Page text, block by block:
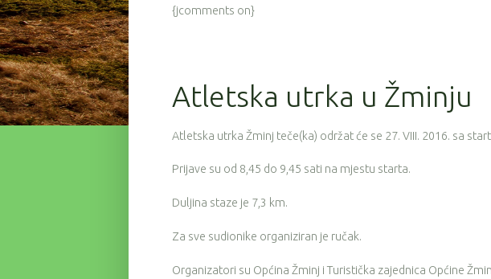
{jcomments on}
Atletska utrka u Žminju
Atletska utrka Žminj teče(ka) održat će se 27. VIII. 2016. sa
Prijave su od 8,45 do 9,45 sati na mjestu starta.
Duljina staze je 7,3 km.
Za sve sudionike organiziran je ručak.
Organizatori su Općina Žminj i Turistička zajednica Općine